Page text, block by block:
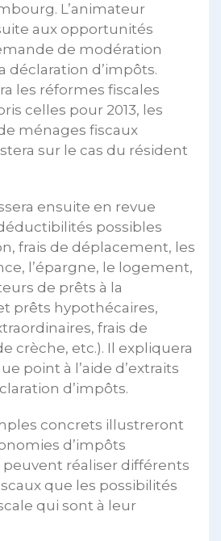
L’animateur
aux opportunités
de modération
déclaration d’impôts.
les réformes fiscales
celles pour 2013, les
ménages fiscaux
sur le cas du résident
ensuite en revue
possibles
frais de déplacement, les
l’épargne, le logement,
de prêts à la
prêts hypothécaires,
frais de
crèche, etc.). Il expliquera
point à l’aide d’extraits
d’impôts.
concrets illustreront
d’impôts
réaliser différents
que les possibilités
qui sont à leur